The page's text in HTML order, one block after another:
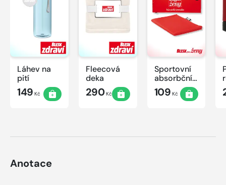
Láhev na
pití
149 Kč
Fleecová
deka
290Kč
Sportovní
absorbční
ručník
109 Kč
Anotace